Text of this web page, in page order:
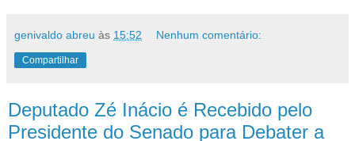
genivaldo abreu às 15:52 Nenhum comentário:
Compartilhar
Deputado Zé Inácio é Recebido pelo
Presidente do Senado para Debater a